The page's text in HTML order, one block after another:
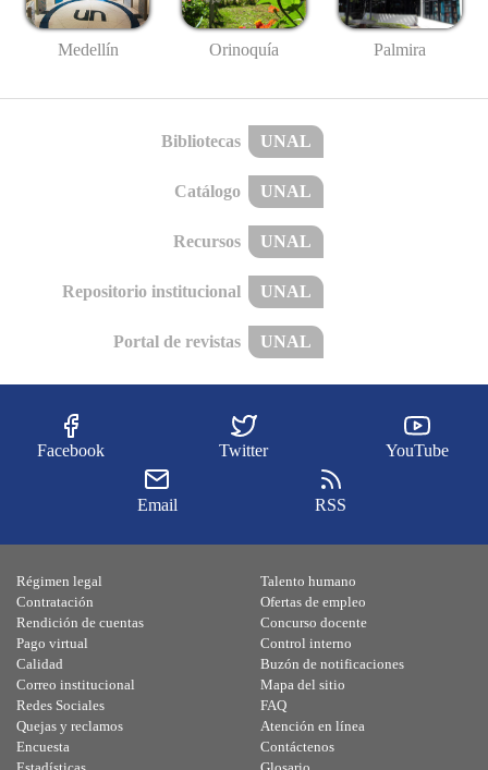
Medellín Orinoquía Palmira
Bibliotecas UNAL
Catálogo UNAL
Recursos UNAL
Repositorio institucional UNAL
Portal de revistas UNAL
Facebook Twitter YouTube
Email RSS
Régimen legal
Contratación
Rendición de cuentas
Pago virtual
Calidad
Talento humano
Ofertas de empleo
Concurso docente
Control interno
Buzón de notificaciones
Correo institucional
Redes Sociales
Quejas y reclamos
Encuesta
Mapa del sitio
FAQ
Atención en línea
Contáctenos